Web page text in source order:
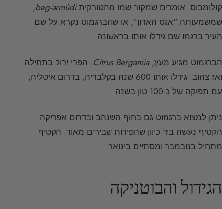
קולומבוס. אומרים שמקור שמו מהטורקיתbeg-armûdi
,
שמשמעותה “אגס האדון”, או שהברגמוט נקרא על שם
העיר ברגמו שם גידלו אותו בראשונה.
הברגמוט מגיע מעץ,Citrus Bergamia. הפרי ירוק בתחילה
ואז צהוב. גידלו אותו 600 שנה בקלבריה, בדרום איטליה,
עם תפוקה של כ-100 טון בשנה.
ניתן למצוא ברגמוט גם בחוף השנהב ובדרום אפריקה.
הקטיף נעשה ביד כיוון שהפירות שבירים מאוד. הקטיף
מתחיל בנובמבר ומסתיים בינואר.
הגידול והבוטניקה